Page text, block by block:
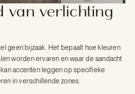
van verlichting
geen bijzaak. Het bepaalt hoe kleuren
worden ervaren en waar de aandacht
accenten leggen op specifieke
in verschillende zones.